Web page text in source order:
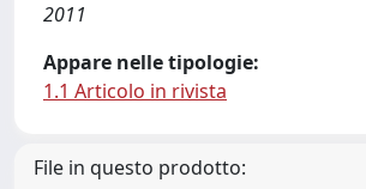
2011
Appare nelle tipologie:
1.1 Articolo in rivista
File in questo prodotto: